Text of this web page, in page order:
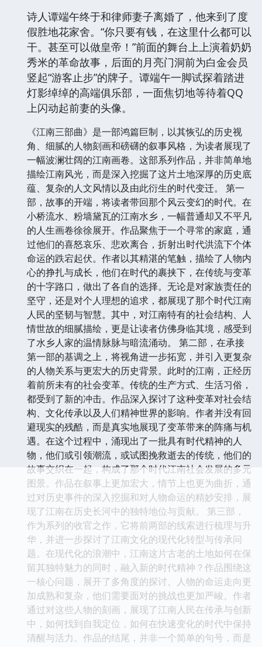
诗人谭端午终于和律师妻子离婚了，他来到了度
假胜地花家舍。“你只要有钱，在这里什么都可以
干。甚至可以做皇帝！”前面的舞台上上演着奶奶
秀米的革命故事，后面的月亮门洞前为白金会员
竖起“游客止步”的牌子。谭端午一脚试探着踏进
灯影绰绰的高端俱乐部，一面焦切地等待着QQ
上闪动起前妻的头像。
《江南三部曲》是一部鸿篇巨制，以其恢弘的历史视
角、细腻的人物刻画和磅礴的叙事风格，为读者展现了
一幅波澜壮阔的江南画卷。这部系列作品，并非简单地
描绘江南风光，而是深入挖掘了这片土地深厚的历史底
蕴、复杂的人文风情以及由此衍生的时代变迁。 第一
部，故事的开端，将读者带回那个风云变幻的时代。在
小桥流水、粉墙黛瓦的江南水乡，一幅普通却又不平凡
的人生画卷徐徐展开。作品聚焦于一个寻常的家庭，通
过他们的喜怒哀乐、悲欢离合，折射出时代洪流下个体
命运的跌宕起伏。作者以其精湛的笔触，描绘了人物内
心的挣扎与成长，他们在时代的裹挟下，在传统与变革
的十字路口，做出了各自的选择。无论是对家族责任的
坚守，还是对个人理想的追求，都展现了那个时代江南
人民的坚韧与智慧。其中，对江南特有的社会结构、人
情世故的细腻描绘，更是让读者仿佛身临其境，感受到
了水乡人家的温情脉脉与暗流涌动。 第二部，在承接
第一部的基调之上，将视角进一步拓宽，并引入更复杂
的人物关系与更宏大的历史背景。此时的江南，正经历
着前所未有的社会变革。传统的生产方式、生活习俗，
都受到了新的冲击。作品深入探讨了这种变革对社会结
构、文化传承以及人们精神世界的影响。作者并没有回
避现实的残酷，而是真实地展现了变革带来的阵痛与机
遇。在这个过程中，涌现出了一批具有时代精神的人
物，他们或引领潮流，或试图挽救逝去的传统，他们的
故事交织在一起，构成了那个时代江南社会发展的多元
图景。作品在叙事上更加宏大，情节上也更为曲折，通
过对历史事件的深入挖掘和对人物命运的精妙安排，展
现了江南在历史长河中的独特地位与贡献。 第三部，
作为系列的收官之作，它将前两部的线索进行梳理与升
华，并进一步探讨了江南文化的现代化转型与传承问
题。在现代化的浪潮中，江南这片古老的土地如何在保
留其独特魅力的同时，融入新的时代精神？作品围绕这
一核心问题，展开了多角度的探讨。人物的命运走向更
加成熟和复杂，他们需要面对的挑战也更加严峻。作者
通过对这些人物的刻画，展现了江南人民在传承与创新
中，如何找到自我定位，如何在快速变化的时代中保持
清醒与活力。作品的结尾，并非一个简单的句号，而是